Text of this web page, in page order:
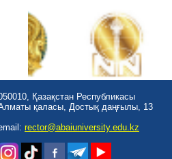
Қазақстан Республикасы
қаласы, Достық даңғылы, 13
rector@abaiuniversity.edu.kz